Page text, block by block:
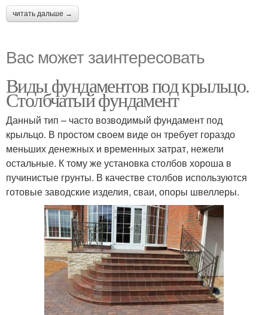
читать дальше →
Вас может заинтересовать
Виды фундаментов под крыльцо.
Столбчатый фундамент
Данный тип – часто возводимый фундамент под
крыльцо. В простом своем виде он требует гораздо
меньших денежных и временных затрат, нежели
остальные. К тому же установка столбов хороша в
пучинистые грунты. В качестве столбов используются
готовые заводские изделия, сваи, опоры швеллеры.